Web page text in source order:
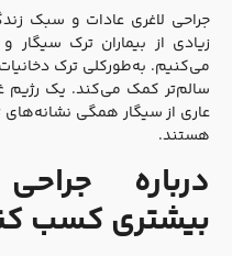
جراحی لاغری عادات و سبک
زیادی از بیماران ترک سیگار
می‌کنیم. به‌طورکلی ترک
سالم‌تر کمک می‌کند. یک رژیم
عاری از سیگار همگی نشانه‌های
هستند.
درباره
بیشتری کسب